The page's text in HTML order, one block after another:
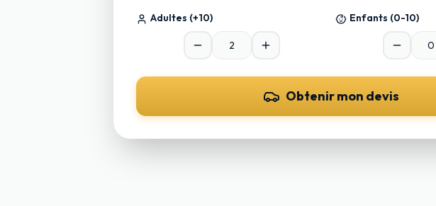
Adultes (+10) Enfants (0-10)
Obtenir mon devis